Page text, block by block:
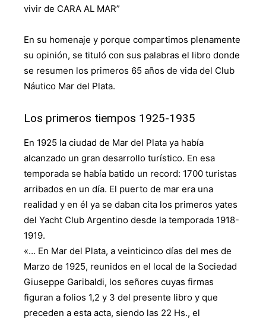
vivir de CARA AL MAR”
En su homenaje y porque compartimos plenamente
su opinión, se tituló con sus palabras el libro donde
se resumen los primeros 65 años de vida del Club
Náutico Mar del Plata.
Los primeros tiempos 1925-1935
En 1925 la ciudad de Mar del Plata ya había
alcanzado un gran desarrollo turístico. En esa
temporada se había batido un record: 1700 turistas
arribados en un día. El puerto de mar era una
realidad y en él ya se daban cita los primeros yates
del Yacht Club Argentino desde la temporada 1918-
1919.
«… En Mar del Plata, a veinticinco días del mes de
Marzo de 1925, reunidos en el local de la Sociedad
Giuseppe Garibaldi, los señores cuyas firmas
figuran a folios 1,2 y 3 del presente libro y que
preceden a esta acta, siendo las 22 Hs., el